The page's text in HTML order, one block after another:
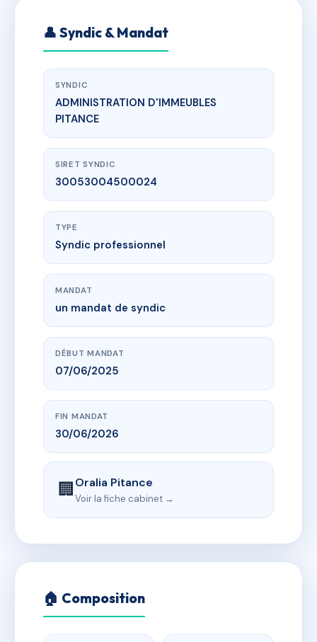
👤 Syndic & Mandat
SYNDIC
ADMINISTRATION D'IMMEUBLES
PITANCE
SIRET SYNDIC
30053004500024
TYPE
Syndic professionnel
MANDAT
un mandat de syndic
DÉBUT MANDAT
07/06/2025
FIN MANDAT
30/06/2026
🏢Oralia Pitance
Voir la fiche cabinet →
🏠 Composition